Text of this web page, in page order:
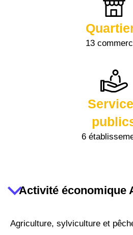
13
6
Activité économique
Agriculture, sylviculture et